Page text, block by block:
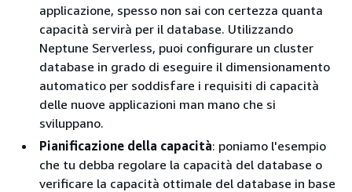
applicazione, spesso non sai con certezza quanta
capacità servirà per il database. Utilizzando
Neptune Serverless, puoi configurare un cluster
database in grado di eseguire il dimensionamento
automatico per soddisfare i requisiti di capacità
delle nuove applicazioni man mano che si
sviluppano.
Pianificazione della capacità: poniamo l'esempio
che tu debba regolare la capacità del database o
verificare la capacità ottimale del database in base